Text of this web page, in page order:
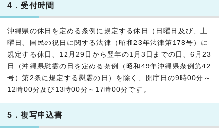
4．受付時間
沖縄県の休日を定める条例に規定する休日（日曜日及び、土
曜日、国民の祝日に関する法律（昭和23年法律第178号）に
規定する休日、12月29日から翌年の1月3日までの日、6月23
日（沖縄県慰霊の日を定める条例（昭和49年沖縄県条例第42
号）第2条に規定する慰霊の日）を除く、開庁日の9時00分～
12時00分及び13時00分～17時00分です。
5．複写申込書